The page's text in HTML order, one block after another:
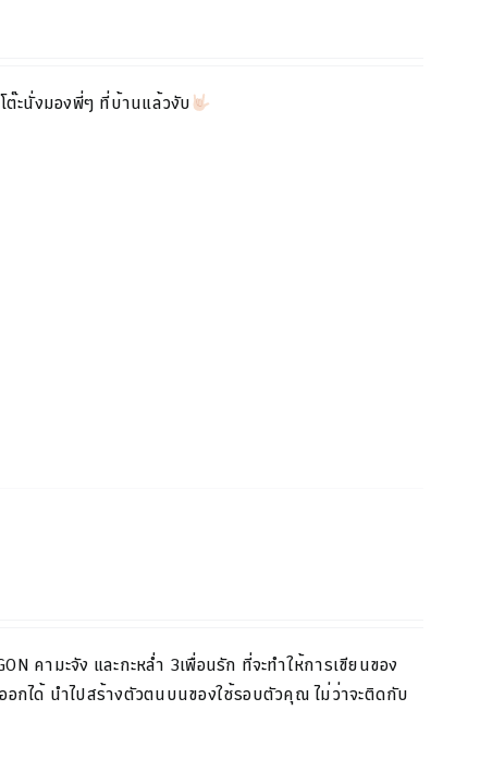
ต๊ะนั่งมองพี่ๆ ที่บ้านแล้วงับ
คามะจัง และกะหล่ำ 3เพื่อนรัก ที่จะทำให้การเขียนของ
ออกได้ นำไปสร้างตัวตนบนของใช้รอบตัวคุณ ไม่ว่าจะติดกับ